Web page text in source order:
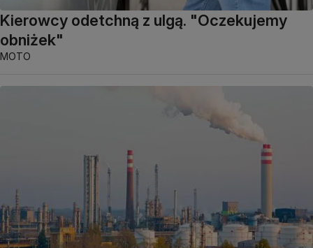
Kierowcy odetchną z ulgą. "Oczekujemy
obniżek"
MOTO